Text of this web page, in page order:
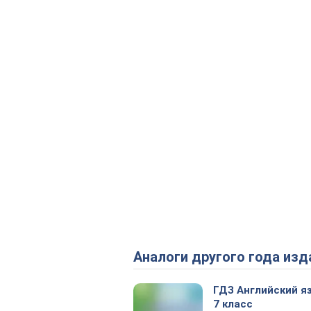
Аналоги другого года
ГДЗ Английский
7 класс